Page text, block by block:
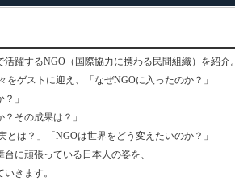
躍するNGO（国際協力に携わる民間組織）を紹介。
ゲストに迎え、「なぜNGOに入ったのか？」
」
その成果は？」
とは？」「NGOは世界をどう変えたいのか？」
に頑張っている日本人の姿を、
きます。